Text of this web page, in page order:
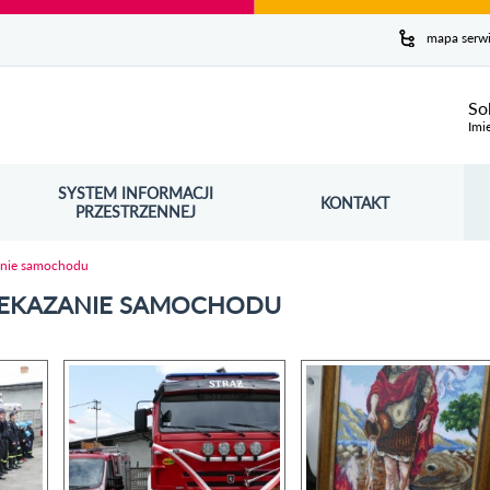
mapa
SYSTEM INFORMACJI
PRZESTRZENNEJ
OTWORZY SIĘ W NOWYM OKNIE KONTAKT
samochodu
SAMOCHODU